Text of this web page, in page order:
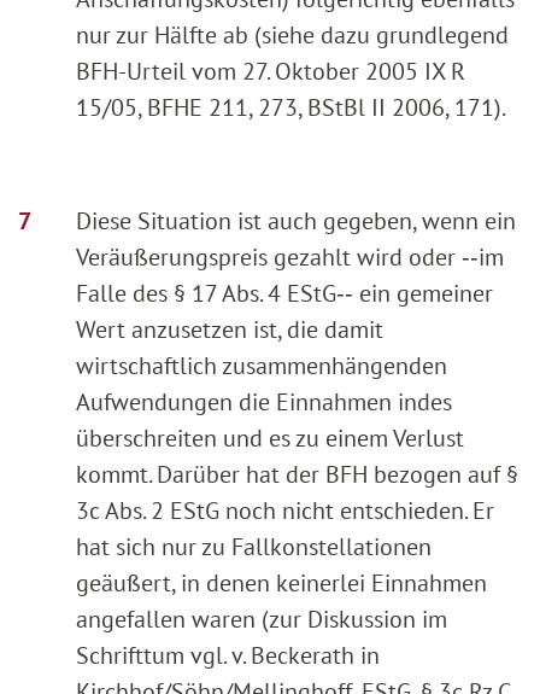
nur zur Hälfte ab (siehe dazu grundlegend
BFH-Urteil vom 27. Oktober 2005 IX R
15/05, BFHE 211, 273, BStBl II 2006, 171).
Diese Situation ist auch gegeben, wenn ein
Veräußerungspreis gezahlt wird oder ‑‑im
Falle des § 17 Abs. 4 EStG‑‑ ein gemeiner
Wert anzusetzen ist, die damit
wirtschaftlich zusammenhängenden
Aufwendungen die Einnahmen indes
überschreiten und es zu einem Verlust
kommt. Darüber hat der BFH bezogen auf §
3c Abs. 2 EStG noch nicht entschieden. Er
hat sich nur zu Fallkonstellationen
geäußert, in denen keinerlei Einnahmen
angefallen waren (zur Diskussion im
Schrifttum vgl. v. Beckerath in